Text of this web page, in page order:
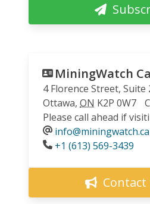
MiningWatch
4 Florence Street, Suite
Ottawa, ON K2P 0W7
Please call ahead if
info@miningwatch.ca
Phone
+1 (613) 569-3439